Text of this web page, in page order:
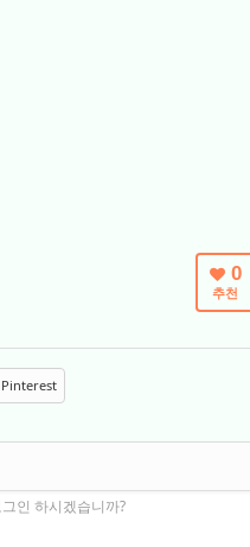
0
추천
Pinterest
인 하시겠습니까?